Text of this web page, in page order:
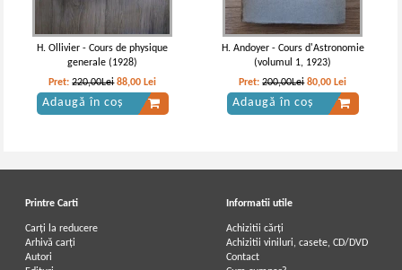
H. Ollivier - Cours de physique
generale (1928)
Pret:220,00Lei 88,00 Lei
Adaugă în coș
H. Andoyer - Cours d'Astronomie
(volumul 1, 1923)
Pret:200,00Lei 80,00 Lei
Adaugă în coș
Printre Carti
Carți la reducere
Arhivă carți
Autori
Informatii utile
Achizitii cărți
Achizitii viniluri, casete, CD/DVD
Contact